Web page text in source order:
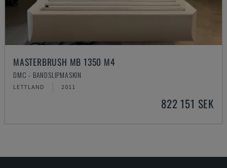
MASTERBRUSH MB 1350 M4
DMC - BANDSLIPMASKIN
LETTLAND 2011
822 151 SEK